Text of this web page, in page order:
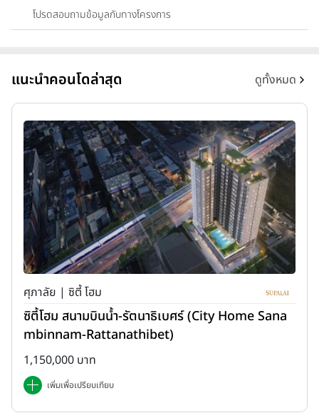
โปรดสอบถามข้อมูลกับทางโครงการ
แนะนำคอนโดล่าสุด ดูทั้งหมด
ศุภาลัย | ซิตี้ โฮม
ซิตี้โฮม สนามบินน้ำ-รัตนาธิเบศร์ (City Home Sana
mbinnam-Rattanathibet)
1,150,000 บาท
เพิ่มเพื่อเปรียบเทียบ